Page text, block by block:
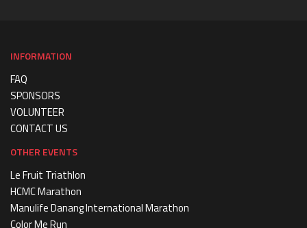
INFORMATION
FAQ
SPONSORS
VOLUNTEER
CONTACT US
OTHER EVENTS
Le Fruit Triathlon
HCMC Marathon
Manulife Danang International Marathon
Color Me Run